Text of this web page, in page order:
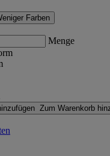
Farben
Menge
Zum Warenkorb